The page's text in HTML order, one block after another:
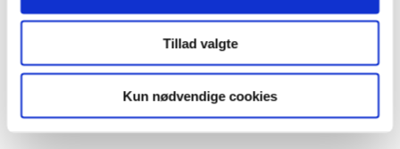
Tillad valgte
Kun nødvendige cookies